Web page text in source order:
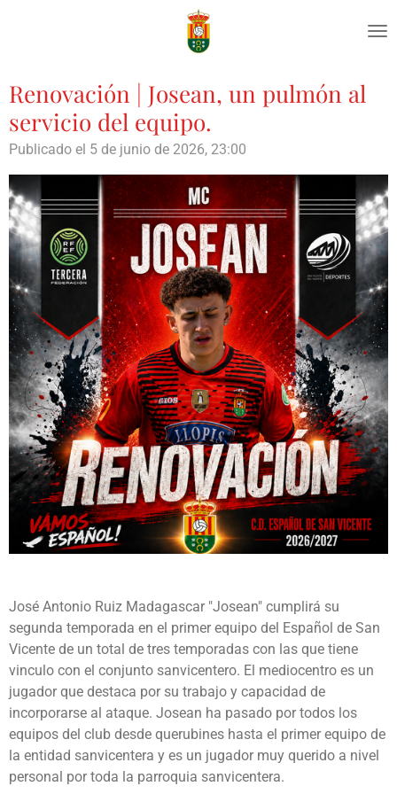
Renovación | Josean, un pulmón al
servicio del equipo.
Publicado el 5 de junio de 2026, 23:00
José Antonio Ruiz Madagascar "Josean" cumplirá su
segunda temporada en el primer equipo del Español de San
Vicente de un total de tres temporadas con las que tiene
vinculo con el conjunto sanvicentero. El mediocentro es un
jugador que destaca por su trabajo y capacidad de
incorporarse al ataque. Josean ha pasado por todos los
equipos del club desde querubines hasta el primer equipo de
la entidad sanvicentera y es un jugador muy querido a nivel
personal por toda la parroquia sanvicentera.